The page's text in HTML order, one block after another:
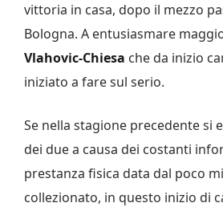
vittoria in casa, dopo il mezzo
Bologna. A entusiasmare
Vlahovic-Chiesa che da inizio
iniziato a fare sul serio.
Se nella stagione precedente si
dei due a causa dei costanti
prestanza fisica data dal poco
collezionato, in questo inizio di